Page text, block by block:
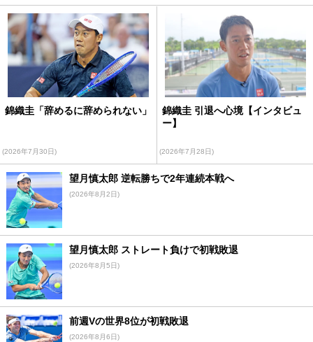
錦織圭「辞めるに辞められない」
(2026年7月30日)
錦織圭 引退へ心境【インタビュ
ー】
(2026年7月28日)
望月慎太郎 逆転勝ちで2年連続本戦へ
(2026年8月2日)
望月慎太郎 ストレート負けで初戦敗退
(2026年8月5日)
前週Vの世界8位が初戦敗退
(2026年8月6日)